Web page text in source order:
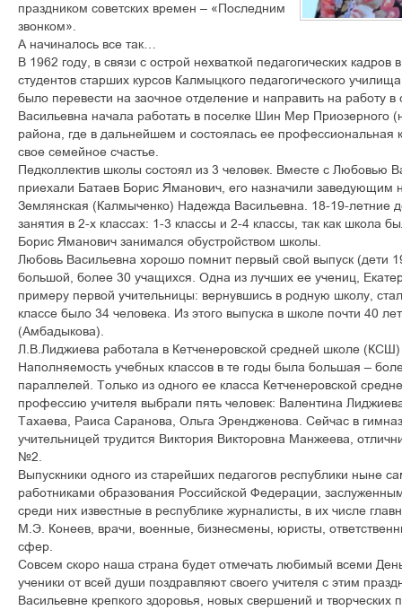
праздником советских времен – «Последним
звонком».
А начиналось все так…
В 1962 году, в связи с острой нехваткой педагогических кадров
студентов старших курсов Калмыцкого педагогического
было перевести на заочное отделение и направить на работу
Васильевна начала работать в поселке Шин Мер Приозерного
района, где в дальнейшем и состоялась ее профессиональная
свое семейное счастье.
Педколлектив школы состоял из 3 человек. Вместе с Любовью
приехали Батаев Борис Яманович, его назначили заведующим
Землянская (Калмыченко) Надежда Васильевна. 18-19-летние
занятия в 2-х классах: 1-3 классы и 2-4 классы, так как школа
Борис Яманович занимался обустройством школы.
Любовь Васильевна хорошо помнит первый свой выпуск (дети
большой, более 30 учащихся. Одна из лучших ее учениц,
примеру первой учительницы: вернувшись в родную школу,
классе было 34 человека. Из этого выпуска в школе почти 40
(Амбадыкова).
Л.В.Лиджиева работала в Кетченеровской средней школе
Наполняемость учебных классов в те годы была большая –
параллелей. Только из одного ее класса Кетченеровской
профессию учителя выбрали пять человек: Валентина
Тахаева, Раиса Саранова, Ольга Эрендженова. Сейчас в
учительницей трудится Виктория Викторовна Манжеева,
№2.
Выпускники одного из старейших педагогов республики ныне
работниками образования Российской Федерации,
среди них известные в республике журналисты, в их числе
М.Э. Конеев, врачи, военные, бизнесмены, юристы,
сфер.
Совсем скоро наша страна будет отмечать любимый всеми
ученики от всей души поздравляют своего учителя с этим
Васильевне крепкого здоровья, новых свершений и творческих